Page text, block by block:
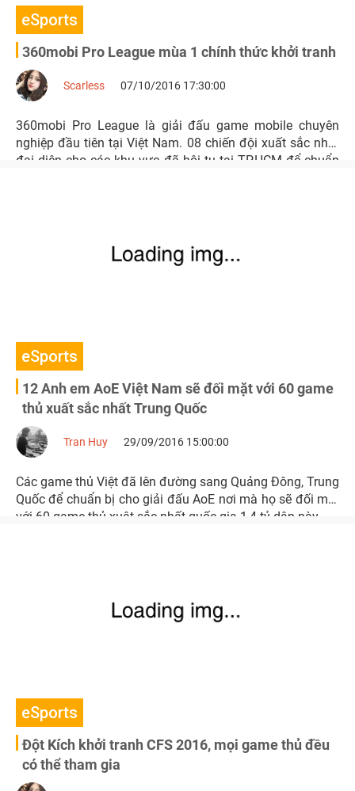
eSports
360mobi Pro League mùa 1 chính thức khởi tranh
Scarless 07/10/2016 17:30:00
360mobi Pro League là giải đấu game mobile chuyên
nghiệp đầu tiên tại Việt Nam. 08 chiến đội xuất sắc nhất
đại diện cho các khu vực đã hội tụ tại TP.HCM để chuẩn
eSports
12 Anh em AoE Việt Nam sẽ đối mặt với 60 game
thủ xuất sắc nhất Trung Quốc
Tran Huy 29/09/2016 15:00:00
Các game thủ Việt đã lên đường sang Quảng Đông, Trung
Quốc để chuẩn bị cho giải đấu AoE nơi mà họ sẽ đối mặt
với 60 game thủ xuât sắc nhất quốc gia 1,4 tỷ dân này.
eSports
Đột Kích khởi tranh CFS 2016, mọi game thủ đều
có thể tham gia